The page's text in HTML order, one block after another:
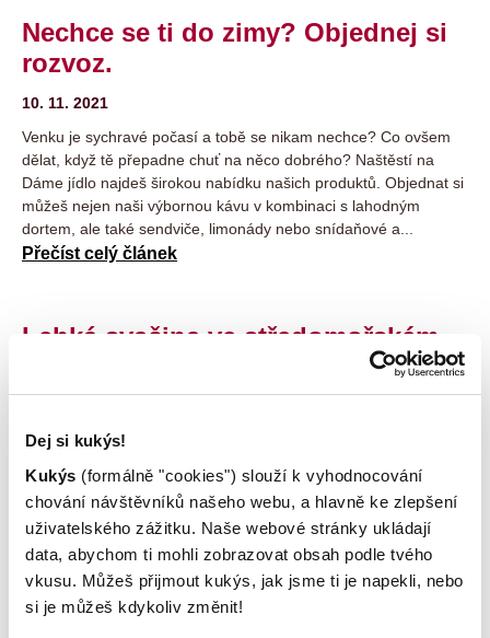
Dej si kukýs!
Kukýs (formálně "cookies") slouží k vyhodnocování
chování návštěvníků našeho webu, a hlavně ke zlepšení
uživatelského zážitku. Naše webové stránky ukládají
data, abychom ti mohli zobrazovat obsah podle tvého
vkusu. Můžeš přijmout kukýs, jak jsme ti je napekli, nebo
si je můžeš kdykoliv změnit!
Nechce se ti do zimy? Objednej si
rozvoz.
10. 11. 2021
Venku je sychravé počasí a tobě se nikam nechce? Co ovšem
dělat, když tě přepadne chuť na něco dobrého? Naštěstí na
Dáme jídlo najdeš širokou nabídku našich produktů. Objednat si
můžeš nejen naši výbornou kávu v kombinaci s lahodným
dortem, ale také sendviče, limonády nebo snídaňové a...
Přečíst celý článek
Lehká svačina ve středomořském
Pro milovníky středomořské kuchyně máme tip na chutnou
kurkumou naplněnou tvarohovou pomazánkou, kterou jsme
dochutili pažitkou. Bagetku navíc doplňují pečená rajčata a listy
svěžího zeleného salátu. Můžeš si ji sníst u nás v kavárně nebo
ti...
Přečíst celý článek